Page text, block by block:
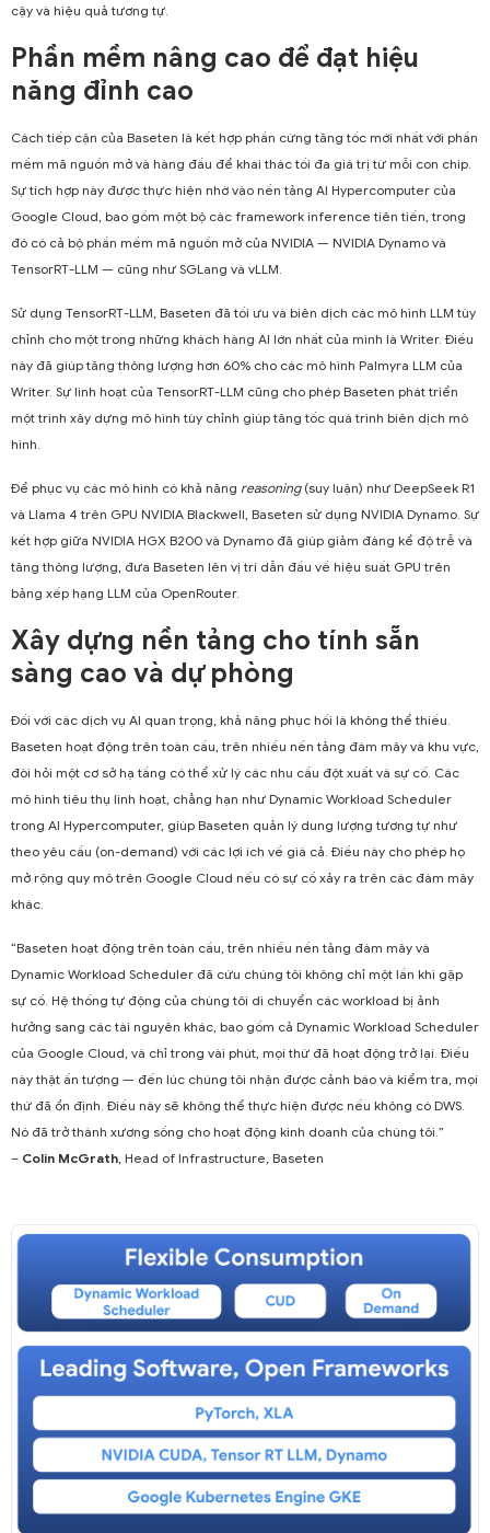
cậy và hiệu quả tương tự.
Phần mềm nâng cao để đạt hiệu
năng đỉnh cao
Cách tiếp cận của Baseten là kết hợp phần cứng tăng tốc mới nhất với phần
mềm mã nguồn mở và hàng đầu để khai thác tối đa giá trị từ mỗi con chip.
Sự tích hợp này được thực hiện nhờ vào nền tảng AI Hypercomputer của
Google Cloud, bao gồm một bộ các framework inference tiên tiến, trong
đó có cả bộ phần mềm mã nguồn mở của NVIDIA — NVIDIA Dynamo và
TensorRT-LLM — cũng như SGLang và vLLM.
Sử dụng TensorRT-LLM, Baseten đã tối ưu và biên dịch các mô hình LLM tùy
chỉnh cho một trong những khách hàng AI lớn nhất của mình là Writer. Điều
này đã giúp tăng thông lượng hơn 60% cho các mô hình Palmyra LLM của
Writer. Sự linh hoạt của TensorRT-LLM cũng cho phép Baseten phát triển
một trình xây dựng mô hình tùy chỉnh giúp tăng tốc quá trình biên dịch mô
hình.
Để phục vụ các mô hình có khả năng reasoning(suy luận) như DeepSeek R1
và Llama 4 trên GPU NVIDIA Blackwell, Baseten sử dụng NVIDIA Dynamo. Sự
kết hợp giữa NVIDIA HGX B200 và Dynamo đã giúp giảm đáng kể độ trễ và
tăng thông lượng, đưa Baseten lên vị trí dẫn đầu về hiệu suất GPU trên
bảng xếp hạng LLM của OpenRouter.
Xây dựng nền tảng cho tính sẵn
sàng cao và dự phòng
Đối với các dịch vụ AI quan trọng, khả năng phục hồi là không thể thiếu.
Baseten hoạt động trên toàn cầu, trên nhiều nền tảng đám mây và khu vực,
đòi hỏi một cơ sở hạ tầng có thể xử lý các nhu cầu đột xuất và sự cố. Các
mô hình tiêu thụ linh hoạt, chẳng hạn như Dynamic Workload Scheduler
trong AI Hypercomputer, giúp Baseten quản lý dung lượng tương tự như
theo yêu cầu (on-demand) với các lợi ích về giá cả. Điều này cho phép họ
mở rộng quy mô trên Google Cloud nếu có sự cố xảy ra trên các đám mây
khác.
“Baseten hoạt động trên toàn cầu, trên nhiều nền tảng đám mây và
Dynamic Workload Scheduler đã cứu chúng tôi không chỉ một lần khi gặp
sự cố. Hệ thống tự động của chúng tôi di chuyển các workload bị ảnh
hưởng sang các tài nguyên khác, bao gồm cả Dynamic Workload Scheduler
của Google Cloud, và chỉ trong vài phút, mọi thứ đã hoạt động trở lại. Điều
này thật ấn tượng — đến lúc chúng tôi nhận được cảnh báo và kiểm tra, mọi
thứ đã ổn định. Điều này sẽ không thể thực hiện được nếu không có DWS.
Nó đã trở thành xương sống cho hoạt động kinh doanh của chúng tôi.”
– Colin McGrath , Head of Infrastructure, Baseten